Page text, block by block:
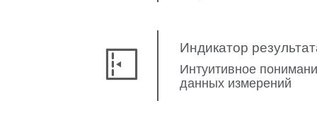
Индикатор
Интуитивное
данных измерений